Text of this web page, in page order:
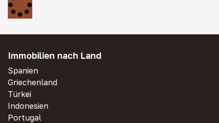
Immobilien nach Land
Spanien
Griechenland
Türkei
Indonesien
Portugal